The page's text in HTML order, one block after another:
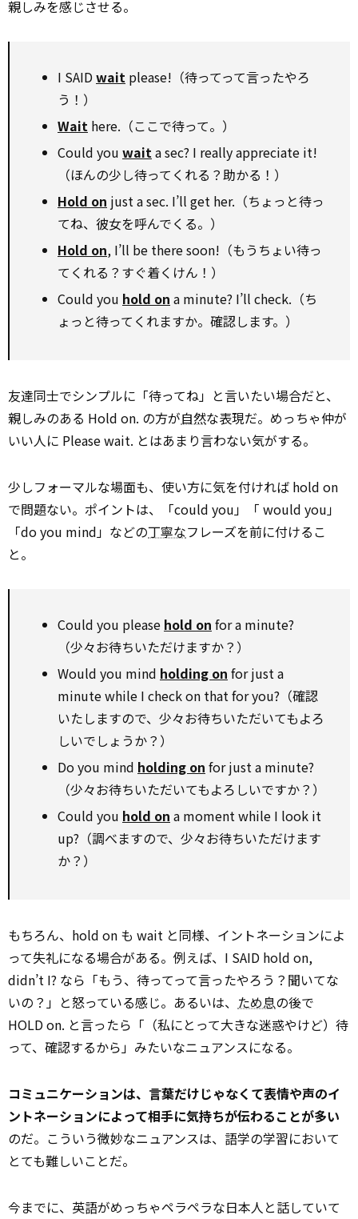
親しみを感じさせる。
I SAID wait please!（待ってって言ったやろ
う！）
Wait here.（ここで待って。）
Could you waita sec? I really appreciate it!
（ほんの少し待ってくれる？助かる！）
Hold on just a sec. I’ll get her.（ちょっと待っ
てね、彼女を呼んでくる。）
Hold on, I’ll be there soon!（もうちょい待っ
てくれる？すぐ着くけん！）
Could you hold on a minute? I’ll check.（ち
ょっと待ってくれますか。確認します。）
友達同士でシンプルに「待ってね」と言いたい場合だと、
親しみのある Hold on. の方が自然な表現だ。めっちゃ仲が
いい人に Please wait. とはあまり言わない気がする。
少しフォーマルな場面も、使い方に気を付ければ hold on
で問題ない。ポイントは、「could you」「 would you」
「do you mind」などの丁寧なフレーズを前に付けるこ
と。
Could you please hold on for a minute?
（少々お待ちいただけますか？）
Would you mind holding on for just a
minute while I check on that for you?（確認
いたしますので、少々お待ちいただいてもよろ
しいでしょうか？）
Do you mind holding on for just a minute?
（少々お待ちいただいてもよろしいですか？）
Could you hold on a moment while I look it
up?（調べますので、少々お待ちいただけます
か？）
もちろん、hold on も wait と同様、イントネーションによ
って失礼になる場合がある。例えば、I SAID hold on,
didn’t I? なら「もう、待ってって言ったやろう？聞いてな
いの？」と怒っている感じ。あるいは、 ため息の後で
HOLD on. と言ったら「（私にとって大きな迷惑やけど）待
って、確認するから」みたいなニュアンスになる。
コミュニケーションは、言葉だけじゃなくて表情や声のイ
ントネーションによって相手に気持ちが伝わることが多い
のだ。こういう微妙なニュアンスは、語学の学習において
とても難しいことだ。
今までに、英語がめっちゃペラペラな日本人と話していて